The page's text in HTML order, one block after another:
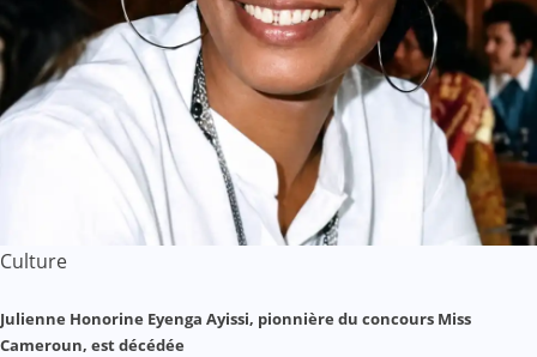
Culture
Julienne Honorine Eyenga Ayissi, pionnière du concours Miss
Cameroun, est décédée